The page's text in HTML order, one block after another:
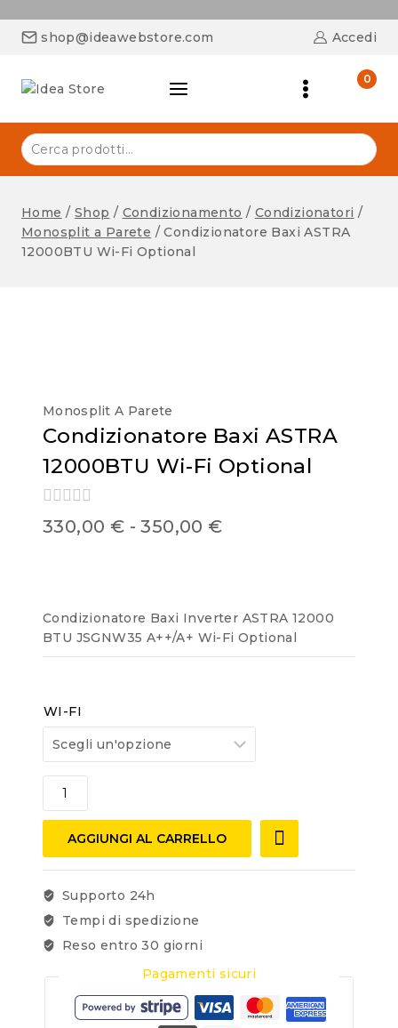
shop@ideawebstore.com Accedi
0
Home / Shop / Condizionamento / Condizionatori /
Monosplit a Parete / Condizionatore Baxi ASTRA
12000BTU Wi-Fi Optional
Monosplit A Parete
Condizionatore Baxi ASTRA
12000BTU Wi-Fi Optional
0
out
330,00 € - 350,00 €
Condizionatore Baxi Inverter ASTRA 12000
BTU JSGNW35 A++/A+ Wi-Fi Optional
WI-FI
AGGIUNGI AL CARRELLO
Supporto 24h
Tempi di spedizione
Reso entro 30 giorni
Pagamenti sicuri